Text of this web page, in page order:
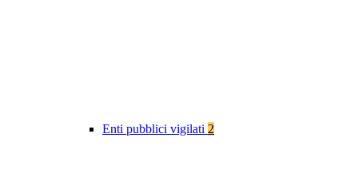
Enti pubblici vigilati 2